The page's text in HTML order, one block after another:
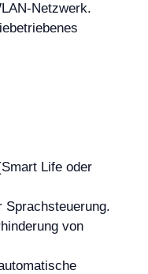
Netzwerk.
Life oder
Sprachsteuerung.
von